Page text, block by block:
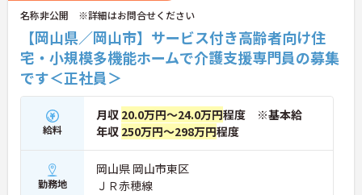
名称非公開 ※詳細はお問合せください
【岡山県／岡山市】サービス付き高齢者向け住
宅・小規模多機能ホームで介護支援専門員の募集
です＜正社員＞
給料
月収 20.0万円～24.0万円程度 ※基本給
年収 250万円～298万円程度
勤務地
岡山県 岡山市東区
ＪＲ赤穂線